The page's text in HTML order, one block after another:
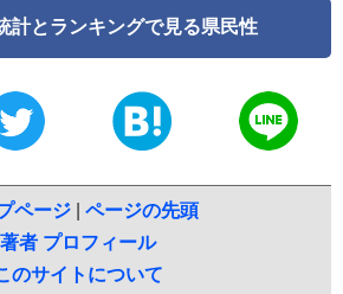
計とランキングで見る県民性
ページ
ページの先頭
著者 プロフィール
のサイトについて